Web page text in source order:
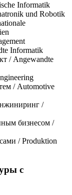
Informatik
und Robotik
Informatik
/ Angewandte
/ Automotive
/
бизнесом /
/ Produktion
с